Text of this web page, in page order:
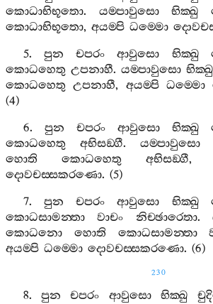
කොධාභිභූතො. යම‍්පාවුසො භික‍්ඛු
කොධාභිභූතො, අයම‍්පි ධම‍්මො
5. පුන චපරං ආවුසො භික‍්ඛු
කොධහෙතු උපනාහී. යම‍්පාවුසො භික‍්ඛු
කොධහෙතු උපනාහී, අයම‍්පි ධම‍්මො
(4)
6. පුන චපරං ආවුසො භික‍්ඛු
කොධහෙතු
අභිසඞ‍්ගී. යම‍්පාවුසො
හොති
කොධහෙතු අභිසඞ‍්ගී
දොවචස‍්සකරණො. (5)
7. පුන චපරං ආවුසො භික‍්ඛු
කොධසාමන‍්තා
වාචං නිච‍්ඡාරෙතා.
කොධනො
හොති කොධසාමන‍්තා
අයම‍්පි ධම‍්මො දොවචස‍්සකරණො. (6)
230
8.පුන චපරං ආවුසො භික‍්ඛු